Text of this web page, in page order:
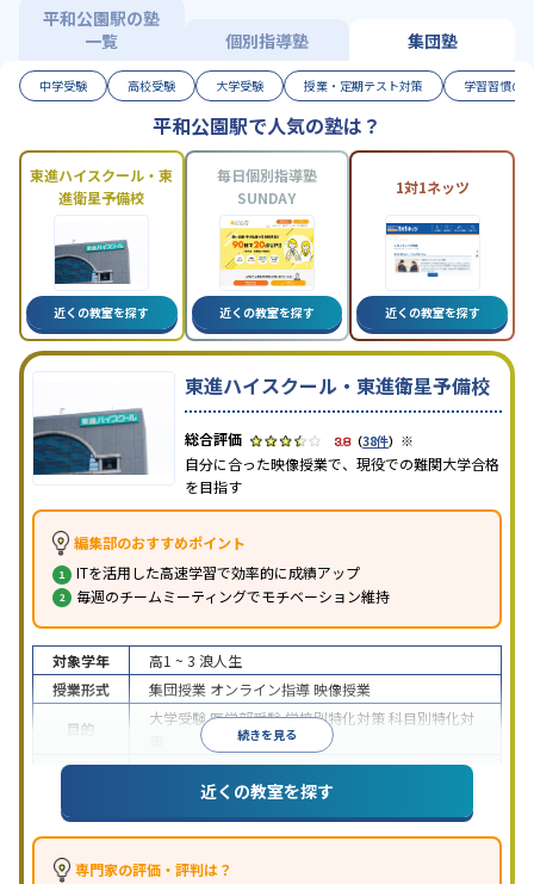
平和公園駅の塾
一覧
個別指導塾 集団塾
中学受験 高校受験 大学受験 授業・定期テスト対策 学習習慣の
平和公園駅で人気の塾は？
東進ハイスクール・東
進衛星予備校
近くの教室を探す
毎日個別指導塾
SUNDAY
近くの教室を探す
1対1ネッツ
近くの教室を探す
東進ハイスクール・東進衛星予備校
3.8（38件） ※
自分に合った映像授業で、現役での難関大学合格
を目指す
編集部のおすすめポイント
ITを活用した高速学習で効率的に成績アップ
毎週のチームミーティングでモチベーション維持
続きを見る
対象学年 高1 ~ 3 浪人生
授業形式
集団授業 オンライン指導映像授業
目的
大学受験医学部受験学校別特化対策科目別特化対
特待生・奨学金制度あり授業の振替可能学習に
PC・タブレットを利用1科目から受講可能
習のみの受講可
※2024年6月調査。大学受験塾・予備校のアンケート調査方法を参照
近くの教室を探す
専門家の評価・評判は？